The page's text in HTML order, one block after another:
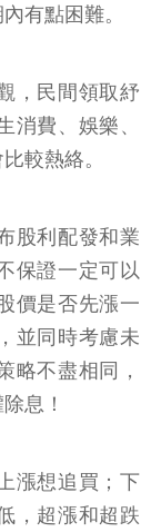
有點困難。
，民間領取紓
消費、娛樂、
較熱絡。
股利配發和業
保證一定可以
價是否先漲一
並同時考慮未
略不盡相同，
息！
漲想追買；下
，超漲和超跌